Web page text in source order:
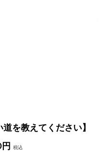
を教えてください】
税込